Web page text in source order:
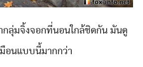
กลุ่มจิ้งจอกที่นอนใกล้ชิดกัน มันดู
มือนแบบนี้มากกว่า